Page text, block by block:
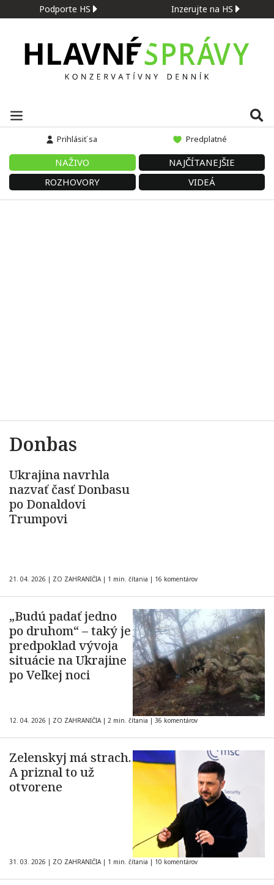
Podporte HS Inzerujte na HS
Prihlásiť sa Predplatné
NAŽIVO
NAJČÍTANEJŠIE
ROZHOVORY
VIDEÁ
Donbas
Ukrajina navrhla
nazvať časť Donbasu
po Donaldovi
Trumpovi
21. 04. 2026 | ZO ZAHRANIČIA | 1 min. čítania | 16 komentárov
„Budú padať jedno
po druhom“ – taký je
predpoklad vývoja
situácie na Ukrajine
po Veľkej noci
12. 04. 2026 | ZO ZAHRANIČIA | 2 min. čítania | 36 komentárov
Zelenskyj má strach.
A priznal to už
otvorene
31. 03. 2026 | ZO ZAHRANIČIA | 1 min. čítania | 10 komentárov